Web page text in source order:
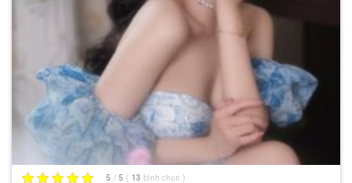
5 / 5 ( 13 bình chọn )